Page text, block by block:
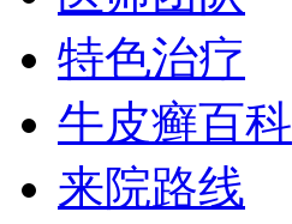
特色治疗
牛皮癣百科
来院路线